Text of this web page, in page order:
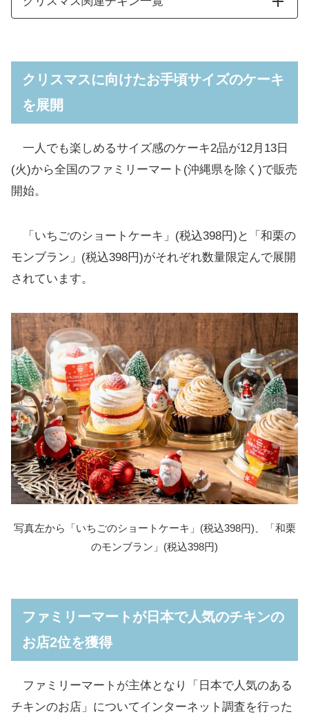
クリスピーチキン(プレーン)
3種チキンのパーティーセット
プレチキ×チキンレッグセット
プレチキ×ファミチキセット
ファミチキ×クリスピーチキンセット
ファミチキ6個セット
クリスマスに向けたお手頃サイズのケーキ
を展開
一人でも楽しめるサイズ感のケーキ2品が12月13日
(火)から全国のファミリーマート(沖縄県を除く)で販売
開始。
「いちごのショートケーキ」(税込398円)と「和栗の
モンブラン」(税込398円)がそれぞれ数量限定んで展開
されています。
写真左から「いちごのショートケーキ」(税込398円)、「和栗
のモンブラン」(税込398円)
ファミリーマートが日本で人気のチキンの
お店2位を獲得
ファミリーマートが主体となり「日本で人気のある
チキンのお店」についてインターネット調査を行った